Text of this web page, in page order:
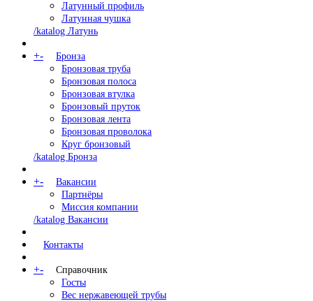
Латунный профиль
Латунная чушка
/katalog Латунь
+-
Бронза
Бронзовая труба
Бронзовая полоса
Бронзовая втулка
Бронзовый пруток
Бронзовая лента
Бронзовая проволока
Круг бронзовый
/katalog Бронза
+-
Вакансии
Партнёры
Миссия компании
/katalog Вакансии
Контакты
+-
Справочник
Госты
Вес нержавеющей трубы